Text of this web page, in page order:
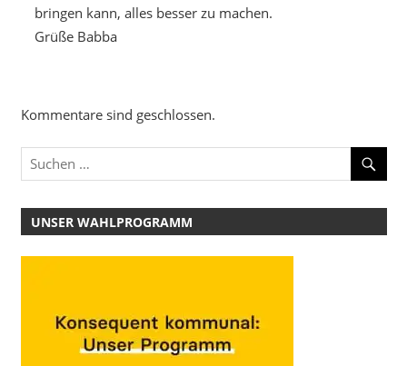
bringen kann, alles besser zu machen.
Grüße Babba
Kommentare sind geschlossen.
UNSER WAHLPROGRAMM